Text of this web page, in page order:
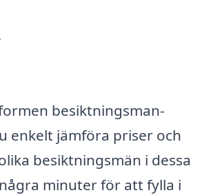
besiktningsman-
enkelt jämföra priser och
besiktningsmän i dessa
minuter för att fylla i